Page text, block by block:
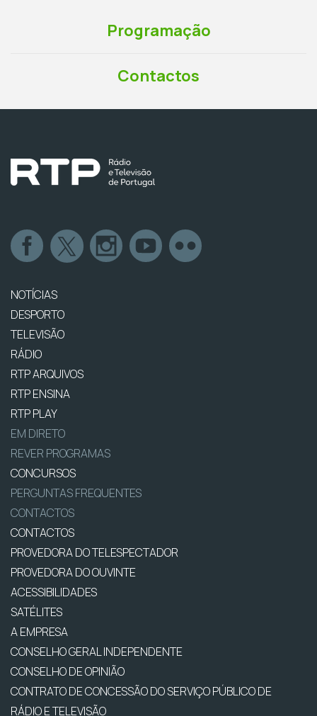
Programação
Contactos
NOTÍCIAS
DESPORTO
TELEVISÃO
RÁDIO
RTP ARQUIVOS
RTP ENSINA
RTP PLAY
EM DIRETO
REVER PROGRAMAS
CONCURSOS
PERGUNTAS FREQUENTES
CONTACTOS
CONTACTOS
PROVEDORA DO TELESPECTADOR
PROVEDORA DO OUVINTE
ACESSIBILIDADES
SATÉLITES
A EMPRESA
CONSELHO GERAL INDEPENDENTE
CONSELHO DE OPINIÃO
CONTRATO DE CONCESSÃO DO SERVIÇO PÚBLICO DE
RÁDIO E TELEVISÃO